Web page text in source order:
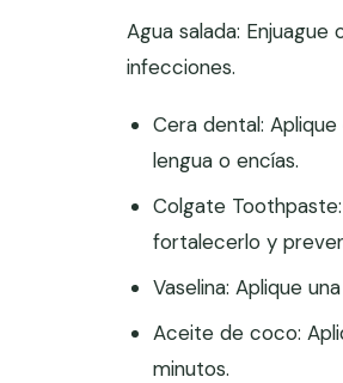
Agua salada:
infecciones.
Cera dental:
lengua o encías.
Colgate
fortalecerlo y
Vaselina: Aplique
Aceite de coco:
minutos.